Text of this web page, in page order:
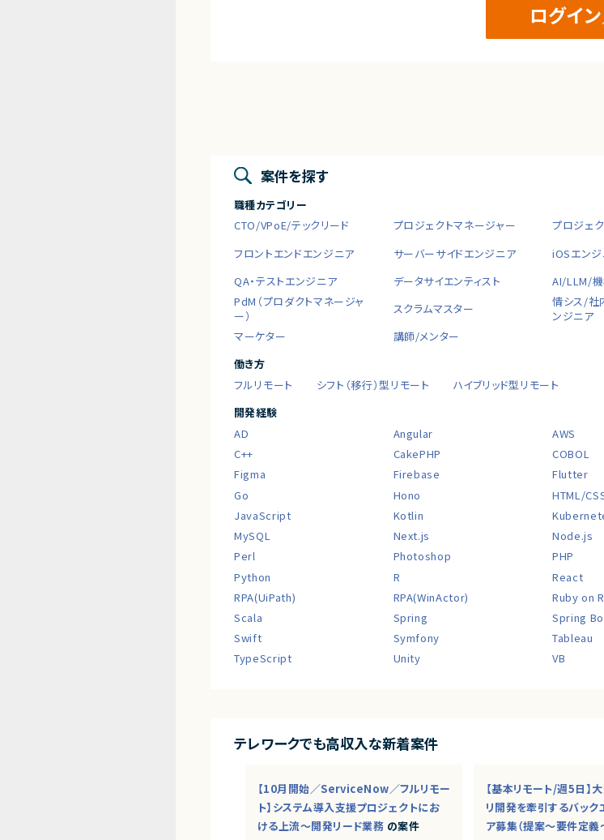
ログイ
案件を探す
職種カテゴリー
CTO/VPoE/テックリード
プロジェクトマネージャー プロジェ
フロントエンドエンジニア
サーバーサイドエンジニア iOSエン
QA・テストエンジニア
データサイエンティスト AI/LLM/
PdM（プロダクトマネージャ
ー）
スクラムマスター
情シス/社
ンジニア
マーケター
講師/メンター
働き方
フルリモート
シフト（移行）型リモート
ハイブリッド型リモート
開発経験
AD
Angular AWS
C++
CakePHP COBOL
Figma
Firebase Flutter
Go
Hono HTML/
JavaScript
Kotlin
MySQL
Next.js Node.js
Perl
Photoshop PHP
Python
R React
RPA(UiPath)
RPA(WinActor) Ruby on
Scala
Spring Spring
Swift
Symfony Tableau
TypeScript
Unity VB
テレワークでも高収入な新着案件
【10月開始／ServiceNow／フルリモー
ト】システム導入支援プロジェクトにお
ける上流～開発リード業務 の案件
【基本リモート/週5日】
リ開発を牽引するバック
ア募集（提案～要件定義